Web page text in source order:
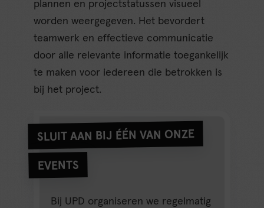
plannen en projectstatussen visueel
worden weergegeven. Het bevordert
teamwerk en effectieve communicatie
door alle relevante informatie toegankelijk
te maken voor iedereen die betrokken is
bij het project.
SLUIT AAN BIJ ÉÉN VAN ONZE
EVENTS
Bij UPD organiseren we regelmatig